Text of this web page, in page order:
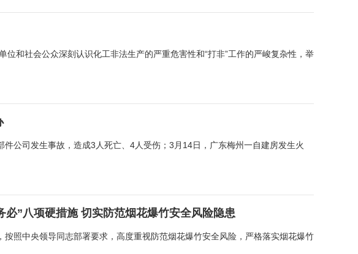
和社会公众深刻认识化工非法生产的严重危害性和“打非”工作的严峻复杂性，举
公司发生事故，造成3人死亡、4人受伤；3月14日，广东梅州一自建房发生火
”八项硬措施 切实防范烟花爆竹安全风险隐患
照中央领导同志部署要求，高度重视防范烟花爆竹安全风险，严格落实烟花爆竹